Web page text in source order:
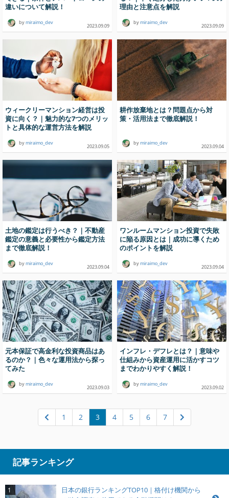
違いについて解説！
bymiraimo_dev
2023.09.09
理由と注意点を解説
bymiraimo_dev
2023.09.09
ウィークリーマンション経営は投
資に向く？｜魅力的な7つのメリッ
トと具体的な運営方法を解説
bymiraimo_dev
2023.09.05
耕作放棄地とは？問題点から対
策・活用法まで徹底解説！
bymiraimo_dev
2023.09.04
土地の鑑定は行うべき？｜不動産
鑑定の意義と必要性から鑑定方法
まで徹底解説！
bymiraimo_dev
2023.09.04
ワンルームマンション投資で失敗
に陥る原因とは｜成功に導くため
のポイントを解説
bymiraimo_dev
2023.09.04
元本保証で高金利な投資商品はあ
るのか？｜色々な運用法から探っ
てみた
bymiraimo_dev
2023.09.03
インフレ・デフレとは？｜意味や
仕組みから資産運用に活かすコツ
までわかりやすく解説！
bymiraimo_dev
2023.09.02
1 2 3 4 5 6 7
記事ランキング
1
日本の銀行ランキングTOP10｜格付け機関から